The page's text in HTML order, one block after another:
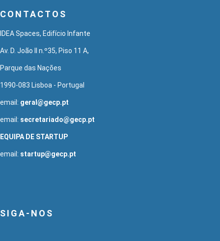
CONTACTOS
IDEA Spaces, Edifício Infante
Av. D. João II n.º35, Piso 11 A,
Parque das Nações
1990-083 Lisboa - Portugal
email: geral@gecp.pt
email: secretariado@gecp.pt
EQUIPA DE STARTUP
email: startup@gecp.pt
SIGA-NOS